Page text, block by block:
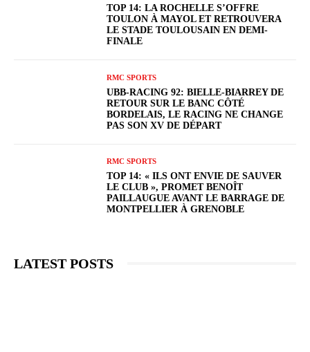
TOP 14: LA ROCHELLE S’OFFRE
TOULON À MAYOL ET RETROUVERA
LE STADE TOULOUSAIN EN DEMI-
FINALE
RMC SPORTS
UBB-RACING 92: BIELLE-BIARREY DE
RETOUR SUR LE BANC CÔTÉ
BORDELAIS, LE RACING NE CHANGE
PAS SON XV DE DÉPART
RMC SPORTS
TOP 14: « ILS ONT ENVIE DE SAUVER
LE CLUB », PROMET BENOÎT
PAILLAUGUE AVANT LE BARRAGE DE
MONTPELLIER À GRENOBLE
LATEST POSTS